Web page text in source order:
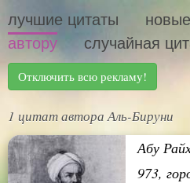
лучшие цитаты новые
автору
случайная
Отключить всю рекламу!
1 цитат автора Аль-Бируни
Абу
973,